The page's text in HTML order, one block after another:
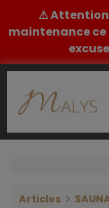
⚠
maintenance ce
Articles